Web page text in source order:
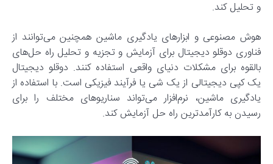
و تحلیل کند.
هوش مصنوعی و ابزارهای یادگیری ماشین همچنین می‌توانند از
فناوری دوقلو دیجیتال برای آزمایش و تجزیه و تحلیل راه حل‌های
بالقوه برای مشکلات دنیای واقعی استفاده کنند. دوقلو دیجیتال
یک کپی دیجیتالی از یک شی یا فرآیند فیزیکی است. با استفاده از
یادگیری ماشین، نرم‌افزار می‌تواند سناریوهای مختلف را برای
رسیدن به کارآمدترین راه حل آزمایش کند.